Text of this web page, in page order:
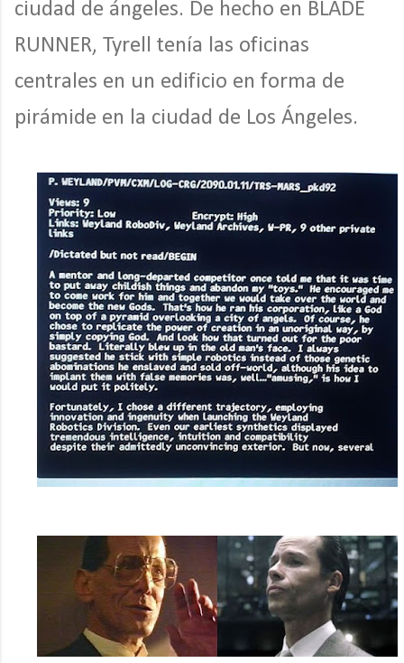
ciudad de ángeles. De hecho en BLADE
RUNNER, Tyrell tenía las oficinas
centrales en un edificio en forma de
pirámide en la ciudad de Los Ángeles.